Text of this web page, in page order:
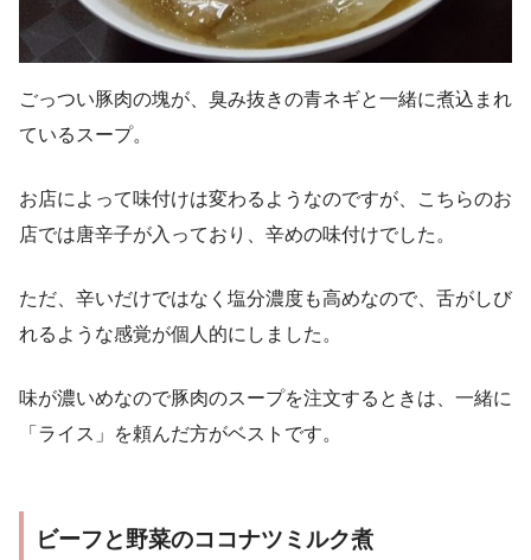
ごっつい豚肉の塊が、臭み抜きの青ネギと一緒に煮込まれ
ているスープ。
お店によって味付けは変わるようなのですが、こちらのお
店では唐辛子が入っており、辛めの味付けでした。
ただ、辛いだけではなく塩分濃度も高めなので、舌がしび
れるような感覚が個人的にしました。
味が濃いめなので豚肉のスープを注文するときは、一緒に
「ライス」を頼んだ方がベストです。
ビーフと野菜のココナツミルク煮